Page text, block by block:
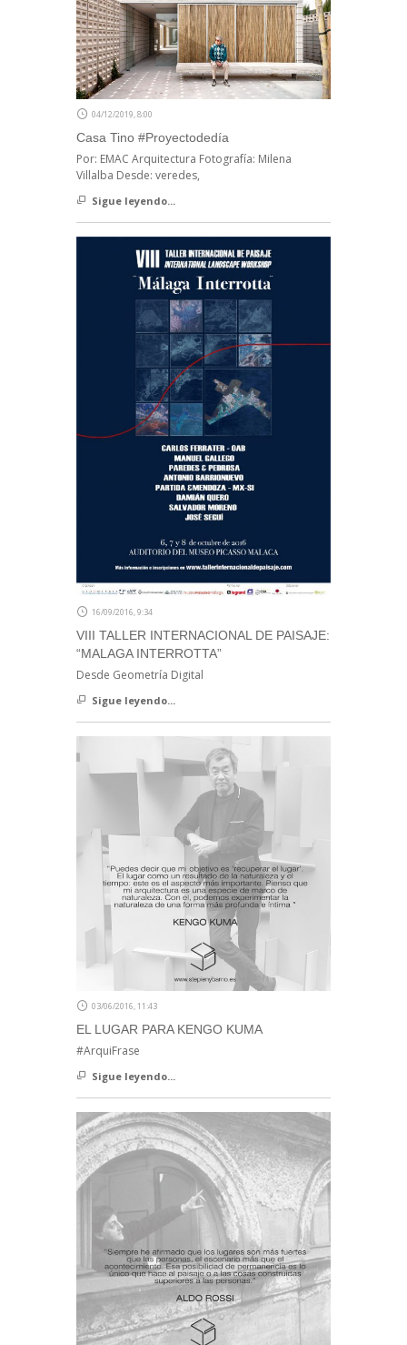
04/12/2019, 8:00
Casa Tino #Proyectodedía
Por: EMAC Arquitectura Fotografía: Milena
Villalba Desde: veredes,
Sigue leyendo...
16/09/2016, 9:34
VIII TALLER INTERNACIONAL DE PAISAJE:
“MALAGA INTERROTTA”
Desde Geometría Digital
Sigue leyendo...
03/06/2016, 11:43
EL LUGAR PARA KENGO KUMA
#ArquiFrase
Sigue leyendo...